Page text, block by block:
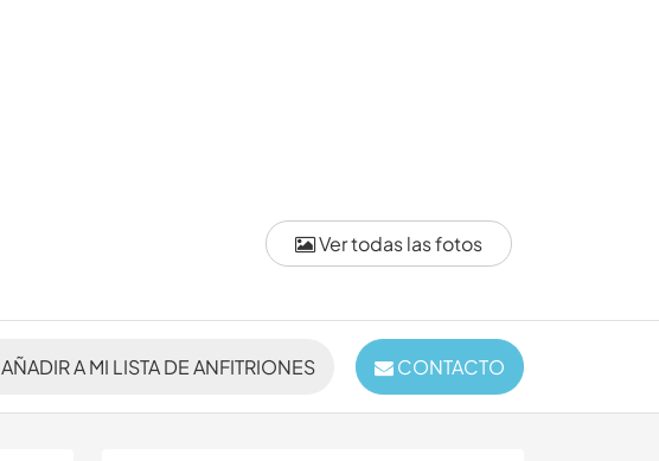
Ver todas las fotos
AÑADIR A MI LISTA DE ANFITRIONES CONTACTO